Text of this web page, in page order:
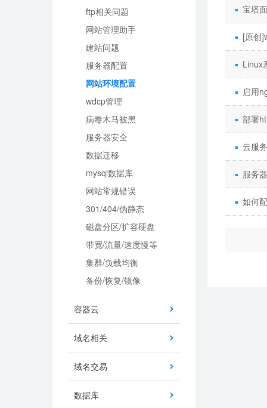
ftp相关问题
网站管理助手
建站问题
服务器配置
网站环境配置
wdcp管理
病毒木马被黑
服务器安全
数据迁移
mysql数据库
网站常规错误
301/404/伪静态
磁盘分区/扩容硬盘
带宽/流量/速度慢等
集群/负载均衡
备份/恢复/镜像
容器云
域名相关
域名交易
数据库
宝塔
[原创
Linux
启用
部署
云服
服务
如何